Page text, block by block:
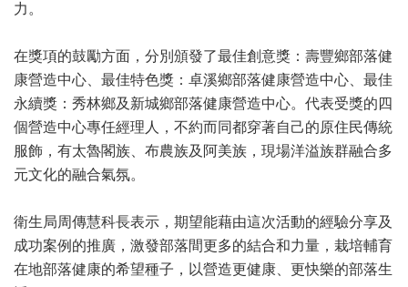
力。
在獎項的鼓勵方面，分別頒發了最佳創意獎：壽豐鄉部落健
康營造中心、最佳特色獎：卓溪鄉部落健康營造中心、最佳
永續獎：秀林鄉及新城鄉部落健康營造中心。代表受獎的四
個營造中心專任經理人，不約而同都穿著自己的原住民傳統
服飾，有太魯閣族、布農族及阿美族，現場洋溢族群融合多
元文化的融合氣氛。
衛生局周傳慧科長表示，期望能藉由這次活動的經驗分享及
成功案例的推廣，激發部落間更多的結合和力量，栽培輔育
在地部落健康的希望種子，以營造更健康、更快樂的部落生